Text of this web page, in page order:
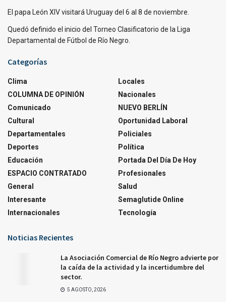
El papa León XIV visitará Uruguay del 6 al 8 de noviembre.
Quedó definido el inicio del Torneo Clasificatorio de la Liga
Departamental de Fútbol de Río Negro.
Categorías
Clima
COLUMNA DE OPINIÓN
Comunicado
Cultural
Departamentales
Deportes
Educación
ESPACIO CONTRATADO
General
Interesante
Internacionales
Locales
Nacionales
NUEVO BERLÍN
Oportunidad Laboral
Policiales
Política
Portada Del Día De Hoy
Profesionales
Salud
Semaglutide Online
Tecnología
Noticias Recientes
La Asociación Comercial de Río Negro advierte por
la caída de la actividad y la incertidumbre del
sector.
5 AGOSTO, 2026